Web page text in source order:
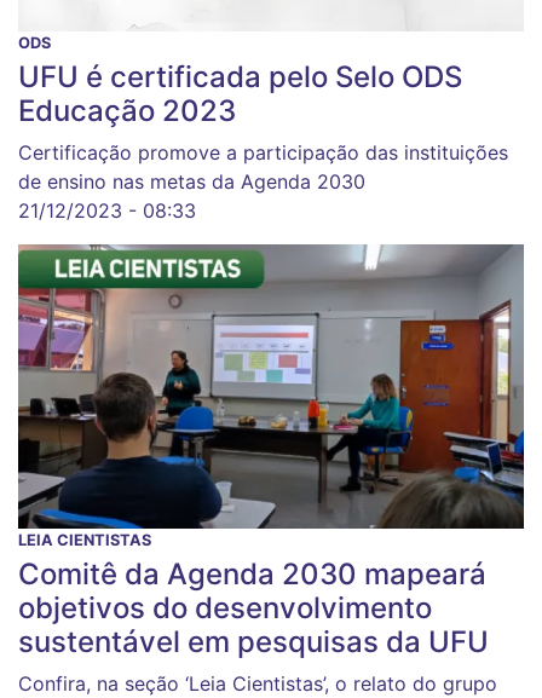
ODS
UFU é certificada pelo Selo ODS
Educação 2023
Certificação promove a participação das instituições
de ensino nas metas da Agenda 2030
21/12/2023 - 08:33
LEIA CIENTISTAS
Comitê da Agenda 2030 mapeará
objetivos do desenvolvimento
sustentável em pesquisas da UFU
Confira, na seção ‘Leia Cientistas’, o relato do grupo